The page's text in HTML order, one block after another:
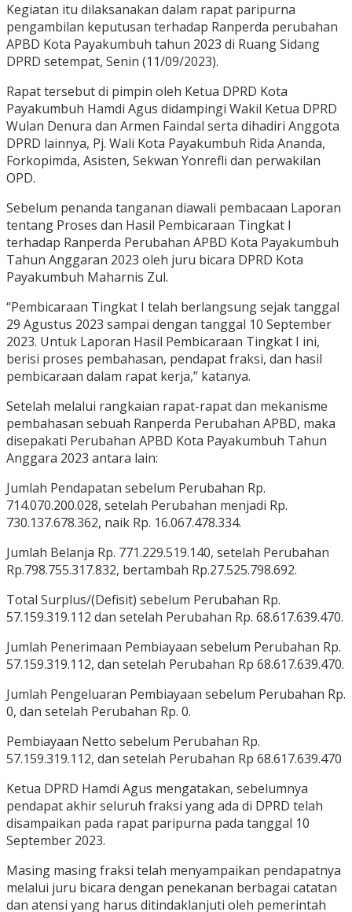
Kegiatan itu dilaksanakan dalam rapat paripurna
pengambilan keputusan terhadap Ranperda perubahan
APBD Kota Payakumbuh tahun 2023 di Ruang Sidang
DPRD setempat, Senin (11/09/2023).
Rapat tersebut di pimpin oleh Ketua DPRD Kota
Payakumbuh Hamdi Agus didampingi Wakil Ketua DPRD
Wulan Denura dan Armen Faindal serta dihadiri Anggota
DPRD lainnya, Pj. Wali Kota Payakumbuh Rida Ananda,
Forkopimda, Asisten, Sekwan Yonrefli dan perwakilan
OPD.
Sebelum penanda tanganan diawali pembacaan Laporan
tentang Proses dan Hasil Pembicaraan Tingkat I
terhadap Ranperda Perubahan APBD Kota Payakumbuh
Tahun Anggaran 2023 oleh juru bicara DPRD Kota
Payakumbuh Maharnis Zul.
“Pembicaraan Tingkat I telah berlangsung sejak tanggal
29 Agustus 2023 sampai dengan tanggal 10 September
2023. Untuk Laporan Hasil Pembicaraan Tingkat I ini,
berisi proses pembahasan, pendapat fraksi, dan hasil
pembicaraan dalam rapat kerja,” katanya.
Setelah melalui rangkaian rapat-rapat dan mekanisme
pembahasan sebuah Ranperda Perubahan APBD, maka
disepakati Perubahan APBD Kota Payakumbuh Tahun
Anggara 2023 antara lain:
Jumlah Pendapatan sebelum Perubahan Rp.
714.070.200.028, setelah Perubahan menjadi Rp.
730.137.678.362, naik Rp. 16.067.478.334.
Jumlah Belanja Rp. 771.229.519.140, setelah Perubahan
Rp.798.755.317.832, bertambah Rp.27.525.798.692.
Total Surplus/(Defisit) sebelum Perubahan Rp.
57.159.319.112 dan setelah Perubahan Rp. 68.617.639.470.
Jumlah Penerimaan Pembiayaan sebelum Perubahan Rp.
57.159.319.112, dan setelah Perubahan Rp 68.617.639.470.
Jumlah Pengeluaran Pembiayaan sebelum Perubahan Rp.
0, dan setelah Perubahan Rp. 0.
Pembiayaan Netto sebelum Perubahan Rp.
57.159.319.112, dan setelah Perubahan Rp 68.617.639.470
Ketua DPRD Hamdi Agus mengatakan, sebelumnya
pendapat akhir seluruh fraksi yang ada di DPRD telah
disampaikan pada rapat paripurna pada tanggal 10
September 2023.
Masing masing fraksi telah menyampaikan pendapatnya
melalui juru bicara dengan penekanan berbagai catatan
dan atensi yang harus ditindaklanjuti oleh pemerintah